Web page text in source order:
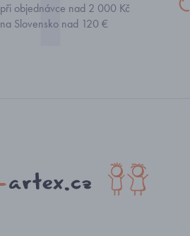
při objednávce nad 2 000 Kč
na Slovensko nad 120 €